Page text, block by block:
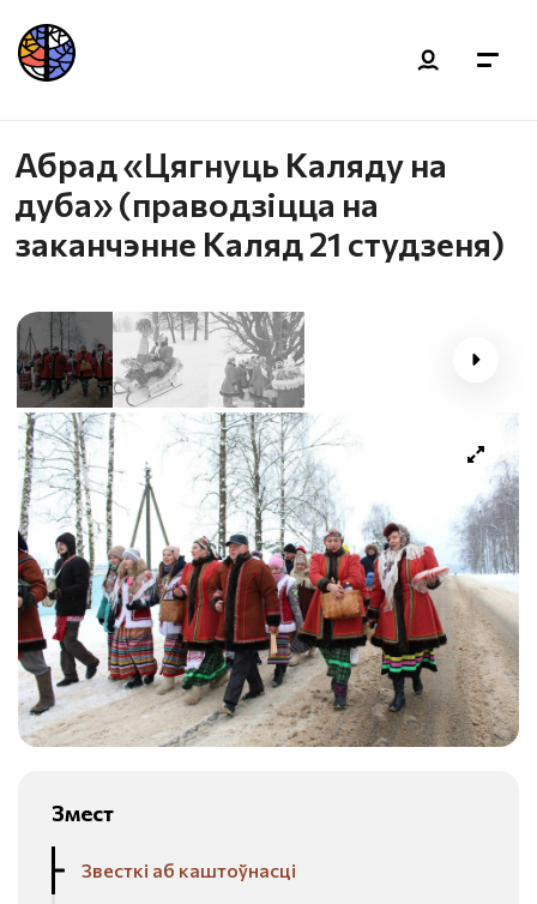
Абрад «Цягнуць Каляду на
дуба» (праводзіцца на
заканчэнне Каляд 21 студзеня)
Змест
Звесткі аб каштоўнасці